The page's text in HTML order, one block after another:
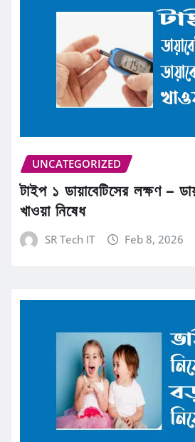
UNCATEGORIZED
টাইপ ১ ডায়াবেটিসের লক্ষণ –
খাওয়া নিষেধ
SR Tech IT Feb 8, 2026